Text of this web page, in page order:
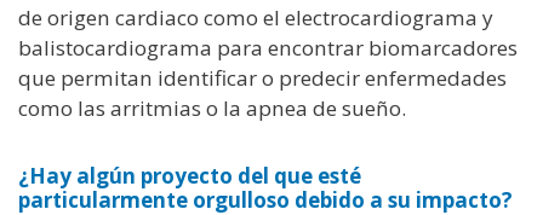
de origen cardiaco como el electrocardiograma y
balistocardiograma para encontrar biomarcadores
que permitan identificar o predecir enfermedades
como las arritmias o la apnea de sueño.
¿Hay algún proyecto del que esté
particularmente orgulloso debido a su impacto?